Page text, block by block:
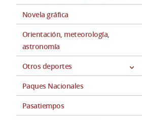
Novela gráfica
Orientación, meteorología,
astronomía
Otros deportes
Paques Nacionales
Pasatiempos